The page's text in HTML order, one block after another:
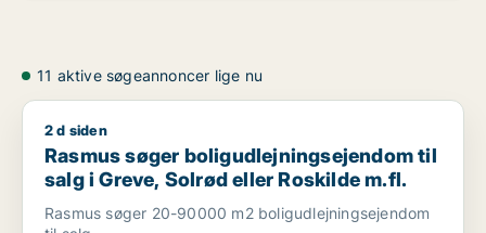
11 aktive søgeannoncer lige nu
Rasmus søger boligudlejningsejendom til salg i Greve,
2 d siden
Rasmus søger boligudlejningsejendom til
salg i Greve, Solrød eller Roskilde m.fl.
Rasmus søger 20-90000 m2 boligudlejningsejendom